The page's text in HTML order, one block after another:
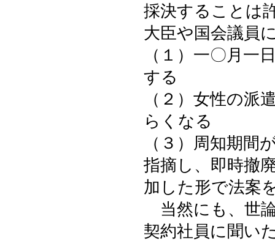
採決することは
大臣や国会議員
（１）一〇月一
する
（２）女性の派
らくなる
（３）周知期
指摘し、即時撤
加した形で法案
当然にも、世
契約社員に聞い